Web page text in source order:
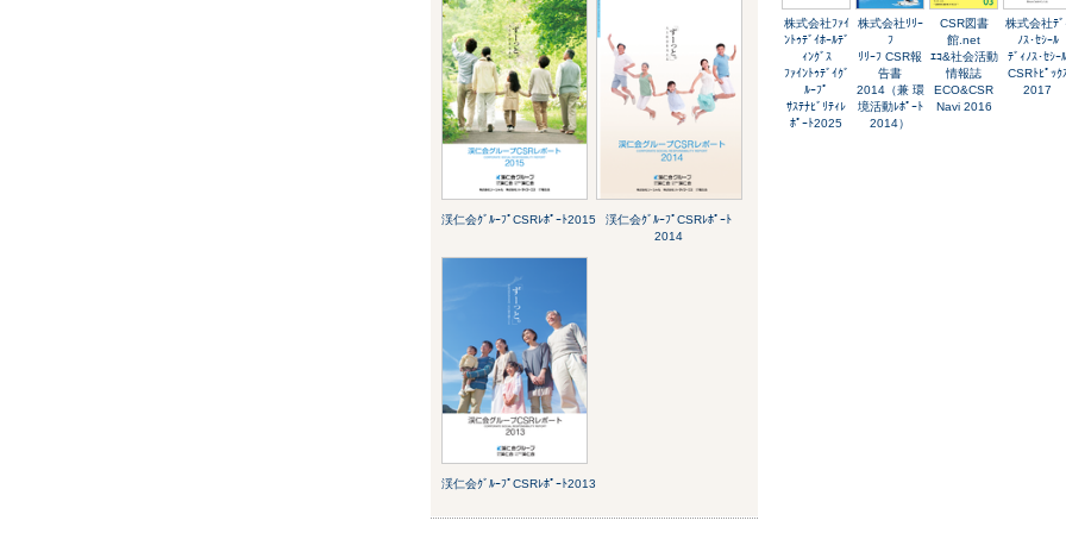
渓仁会ｸﾞﾙｰﾌﾟCSRﾚﾎﾟｰﾄ2015
渓仁会ｸﾞﾙｰﾌﾟCSRﾚﾎﾟｰﾄ
2014
渓仁会ｸﾞﾙｰﾌﾟCSRﾚﾎﾟｰﾄ2013
株式会社ﾌｧｲ
ﾝﾄｩﾃﾞｲﾎｰﾙﾃﾞ
ｨﾝｸﾞｽ
ﾌｧｲﾝﾄｩﾃﾞｲｸﾞ
ﾙｰﾌﾟ
ｻｽﾃﾅﾋﾞﾘﾃｨﾚ
ﾎﾟｰﾄ2025
株式会社ﾘﾘｰ
ﾌ
ﾘﾘｰﾌ CSR報
告書
2014（兼 環
境活動ﾚﾎﾟｰﾄ
2014）
CSR図書
館.net
ｴｺ&社会活動
情報誌
ECO&CSR
Navi 2016
株式会社ﾃﾞ
ﾉｽ･ｾｼｰﾙ
ﾃﾞｨﾉｽ･ｾｼｰﾙ
CSRﾄﾋﾟｯｸ
2017